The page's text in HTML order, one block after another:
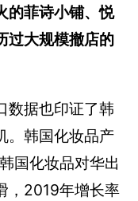
的菲诗小铺、悦
过大规模撤店的
数据也印证了韩
。韩国化妆品产
国化妆品对华出
，2019年增长率